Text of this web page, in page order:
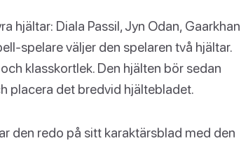
hjältar: Diala Passil, Jyn Odan, Gaarkhan
spelare väljer den spelaren två hjältar.
klasskortlek. Den hjälten bör sedan
placera det bredvid hjältebladet.
den redo på sitt karaktärsblad med den